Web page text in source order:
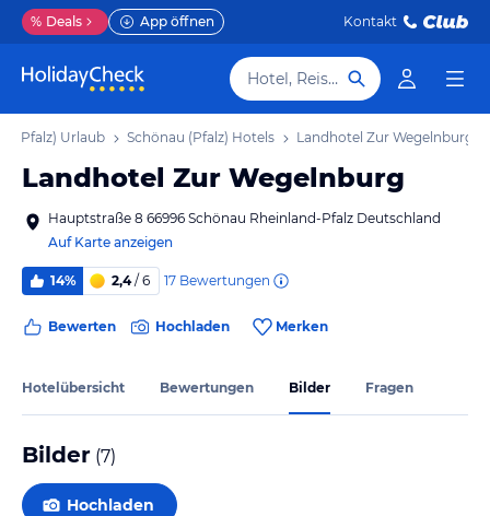
% Deals App öffnen Kontakt
Hotel, Reiseziel
(Pfalz) Urlaub Schönau (Pfalz) Hotels Landhotel Zur Wegelnburg
Landhotel Zur Wegelnburg
Hauptstraße 8 66996 Schönau Rheinland-Pfalz Deutschland
Auf Karte anzeigen
14% 2,4/ 6 17 Bewertungen
Bewerten Hochladen Merken
Hotelübersicht Bewertungen Bilder Fragen
Bilder (7)
Hochladen